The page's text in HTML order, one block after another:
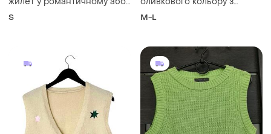
вінтажному стилі, shein, s;
cottagecore
S
боковими прорізями на
M-L